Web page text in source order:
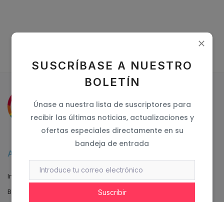
SUSCRÍBASE A NUESTRO
BOLETÍN
Únase a nuestra lista de suscriptores para
recibir las últimas noticias, actualizaciones y
ofertas especiales directamente en su
bandeja de entrada
Suscribir
Avisajes
Inicio
Blog